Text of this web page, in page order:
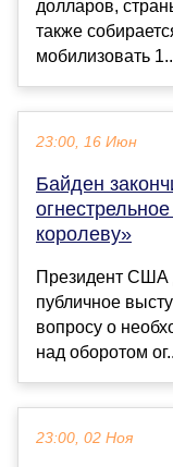
долларов,
также
мобилизовать
23:00, 16 Июн
Байден
королеву»
Президент США
публичное
вопросу о
над оборотом
23:00, 02 Ноя